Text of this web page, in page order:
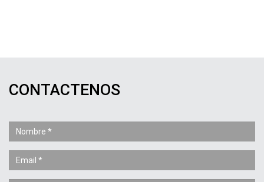
CONTACTENOS